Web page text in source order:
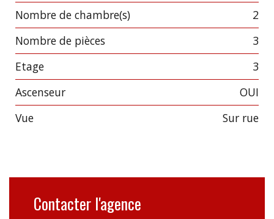
Nombre de chambre(s)
2
Nombre de pièces
3
Etage
3
Ascenseur
OUI
Vue
sur rue
Contacter l'agence